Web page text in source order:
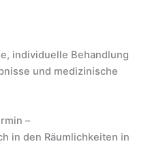
individuelle Behandlung
und medizinische
–
in den Räumlichkeiten in